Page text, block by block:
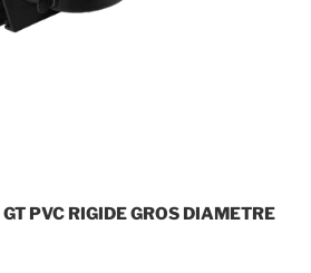
PVC RIGIDE GROS DIAMETRE